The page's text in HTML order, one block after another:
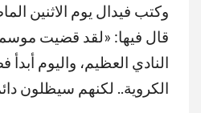
وكتب فيدال يوم الاثنين
قال فيها: «لقد قضيت
النادي العظيم، واليوم
الكروية.. لكنهم سيظلون